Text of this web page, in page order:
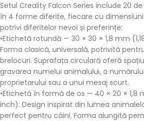
Setul Creality Falcon Series include 20
în 4 forme diferite, fiecare cu
potrivi diferitelor nevoi și preferințe:
•Etichetă rotundă — 30 × 30 × 1,8 mm
Forma clasică, universală, potrivită
brelocuri. Suprafața circulară oferă
gravarea numelui animalului, a
proprietarului sau a unui mesaj scurt.
•Etichetă în formă de os — 40 × 20 × 1,8
inch): Design inspirat din lumea
perfect pentru câini. Forma alungită